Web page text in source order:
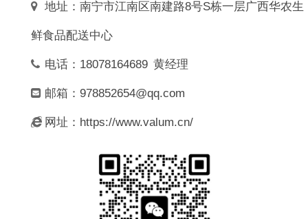
地址：南宁市江南区南建路8号S栋一层广西华农生
鲜食品配送中心
电话：18078164689 黄经理
邮箱：978852654@qq.com
网址：https://www.valum.cn/